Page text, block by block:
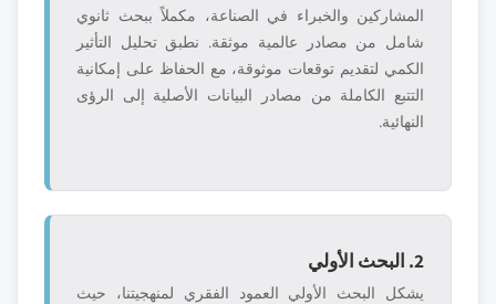
المشاركين والخبراء في الصناعة، مكملاً ببحث ثانوي
شامل من مصادر عالمية موثقة. نطبق تحليل التأثير
الكمي لتقديم توقعات موثوقة، مع الحفاظ على إمكانية
التتبع الكاملة من مصادر البيانات الأصلية إلى الرؤى
النهائية.
2. البحث الأولي
يشكل البحث الأولي العمود الفقري لمنهجيتنا، حيث